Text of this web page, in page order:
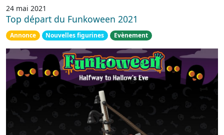
24 mai 2021
Top départ du Funkoween 2021
Annonce Nouvelles figurines Evènement